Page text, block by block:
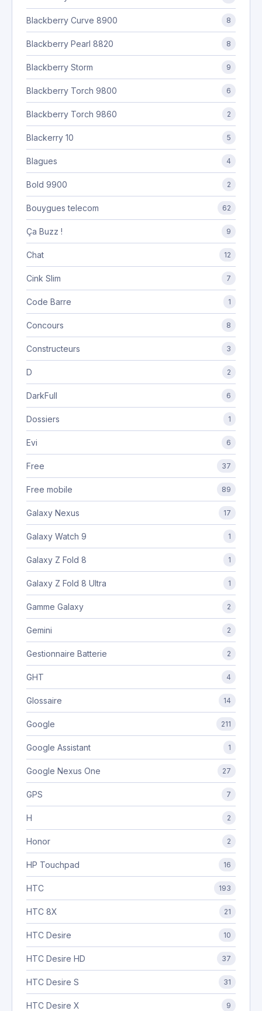
Blackberry Curve 8900 8
Blackberry Pearl 8820 8
Blackberry Storm 9
Blackberry Torch 9800 6
Blackberry Torch 9860 2
Blackerry 10 5
Blagues 4
Bold 9900 2
Bouygues telecom 62
Ça Buzz ! 9
Chat 12
Cink Slim 7
Code Barre 1
Concours 8
Constructeurs 3
D 2
DarkFull 6
Dossiers 1
Evi 6
Free 37
Free mobile 89
Galaxy Nexus 17
Galaxy Watch 9 1
Galaxy Z Fold 8 1
Galaxy Z Fold 8 Ultra 1
Gamme Galaxy 2
Gemini 2
Gestionnaire Batterie 2
GHT 4
Glossaire 14
Google 211
Google Assistant 1
Google Nexus One 27
GPS 7
H 2
Honor 2
HP Touchpad 16
HTC 193
HTC 8X 21
HTC Desire 10
HTC Desire HD 37
HTC Desire S 31
HTC Desire X 9